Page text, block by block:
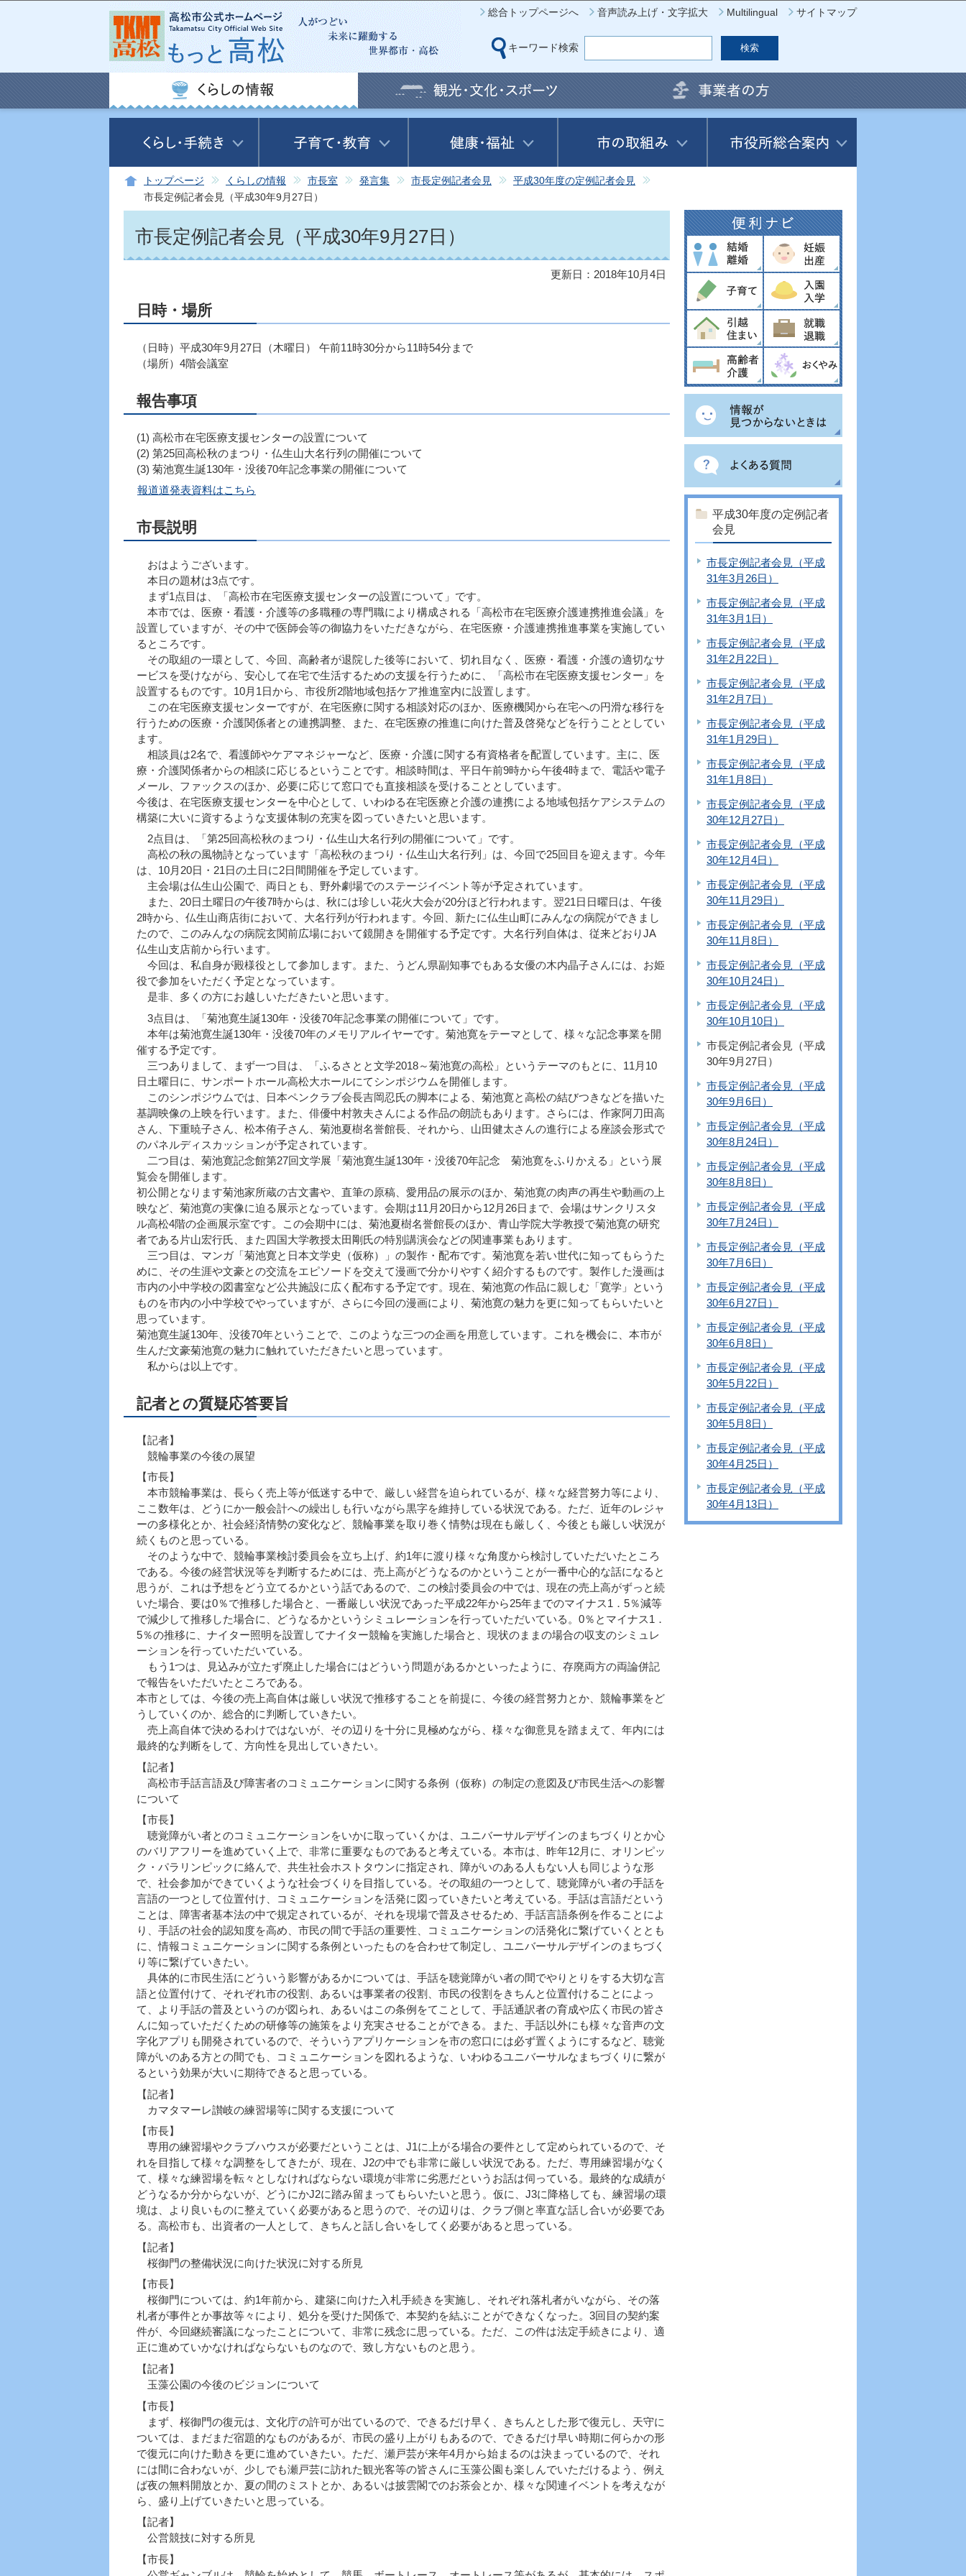
このページの本文へ移動
総合トップページへ 音声読み上げ・文字拡大 Multilingual サイトマップ
キーワード検索
トップページ くらしの情報 市長室 発言集 市長定例記者会見
平成30年度の定例記者会見
市長定例記者会見（平成30年9月27日）
市長定例記者会見（平成30年9月27日）
更新日：2018年10月4日
日時・場所
（日時）平成30年9月27日（木曜日） 午前11時30分から11時54分まで
（場所）4階会議室
報告事項
(1) 高松市在宅医療支援センターの設置について
(2) 第25回高松秋のまつり・仏生山大名行列の開催について
(3) 菊池寛生誕130年・没後70年記念事業の開催について
報道道発表資料はこちら
市長説明
おはようございます。
本日の題材は3点です。
まず1点目は、「高松市在宅医療支援センターの設置について」です。
本市では、医療・看護・介護等の多職種の専門職により構成される「高松市在宅医療介護連携推進会議」を
設置していますが、その中で医師会等の御協力をいただきながら、在宅医療・介護連携推進事業を実施してい
るところです。
その取組の一環として、今回、高齢者が退院した後等において、切れ目なく、医療・看護・介護の適切なサ
ービスを受けながら、安心して在宅で生活するための支援を行うために、「高松市在宅医療支援センター」を
設置するものです。10月1日から、市役所2階地域包括ケア推進室内に設置します。
この在宅医療支援センターですが、在宅医療に関する相談対応のほか、医療機関から在宅への円滑な移行を
行うための医療・介護関係者との連携調整、また、在宅医療の推進に向けた普及啓発などを行うこととしてい
ます。
相談員は2名で、看護師やケアマネジャーなど、医療・介護に関する有資格者を配置しています。主に、医
療・介護関係者からの相談に応じるということです。相談時間は、平日午前9時から午後4時まで、電話や電子
メール、ファックスのほか、必要に応じて窓口でも直接相談を受けることとしています。
今後は、在宅医療支援センターを中心として、いわゆる在宅医療と介護の連携による地域包括ケアシステムの
構築に大いに資するような支援体制の充実を図っていきたいと思います。
2点目は、「第25回高松秋のまつり・仏生山大名行列の開催について」です。
高松の秋の風物詩となっています「高松秋のまつり・仏生山大名行列」は、今回で25回目を迎えます。今年
は、10月20日・21日の土日に2日間開催を予定しています。
主会場は仏生山公園で、両日とも、野外劇場でのステージイベント等が予定されています。
また、20日土曜日の午後7時からは、秋には珍しい花火大会が20分ほど行われます。翌21日日曜日は、午後
2時から、仏生山商店街において、大名行列が行われます。今回、新たに仏生山町にみんなの病院ができまし
たので、このみんなの病院玄関前広場において鏡開きを開催する予定です。大名行列自体は、従来どおりJA
仏生山支店前から行います。
今回は、私自身が殿様役として参加します。また、うどん県副知事でもある女優の木内晶子さんには、お姫
役で参加をいただく予定となっています。
是非、多くの方にお越しいただきたいと思います。
3点目は、「菊池寛生誕130年・没後70年記念事業の開催について」です。
本年は菊池寛生誕130年・没後70年のメモリアルイヤーです。菊池寛をテーマとして、様々な記念事業を開
催する予定です。
三つありまして、まず一つ目は、「ふるさとと文学2018～菊池寛の高松」というテーマのもとに、11月10
日土曜日に、サンポートホール高松大ホールにてシンポジウムを開催します。
このシンポジウムでは、日本ペンクラブ会長吉岡忍氏の脚本による、菊池寛と高松の結びつきなどを描いた
基調映像の上映を行います。また、俳優中村敦夫さんによる作品の朗読もあります。さらには、作家阿刀田高
さん、下重暁子さん、松本侑子さん、菊池夏樹名誉館長、それから、山田健太さんの進行による座談会形式で
のパネルディスカッションが予定されています。
二つ目は、菊池寛記念館第27回文学展「菊池寛生誕130年・没後70年記念 菊池寛をふりかえる」という展
覧会を開催します。
初公開となります菊池家所蔵の古文書や、直筆の原稿、愛用品の展示のほか、菊池寛の肉声の再生や動画の上
映など、菊池寛の実像に迫る展示となっています。会期は11月20日から12月26日まで、会場はサンクリスタ
ル高松4階の企画展示室です。この会期中には、菊池夏樹名誉館長のほか、青山学院大学教授で菊池寛の研究
者である片山宏行氏、また四国大学教授太田剛氏の特別講演会などの関連事業もあります。
三つ目は、マンガ「菊池寛と日本文学史（仮称）」の製作・配布です。菊池寛を若い世代に知ってもらうた
めに、その生涯や文豪との交流をエピソードを交えて漫画で分かりやすく紹介するものです。製作した漫画は
市内の小中学校の図書室など公共施設に広く配布する予定です。現在、菊池寛の作品に親しむ「寛学」という
ものを市内の小中学校でやっていますが、さらに今回の漫画により、菊池寛の魅力を更に知ってもらいたいと
思っています。
菊池寛生誕130年、没後70年ということで、このような三つの企画を用意しています。これを機会に、本市が
生んだ文豪菊池寛の魅力に触れていただきたいと思っています。
私からは以上です。
記者との質疑応答要旨
【記者】
競輪事業の今後の展望
【市長】
本市競輪事業は、長らく売上等が低迷する中で、厳しい経営を迫られているが、様々な経営努力等により、
ここ数年は、どうにか一般会計への繰出しも行いながら黒字を維持している状況である。ただ、近年のレジャ
ーの多様化とか、社会経済情勢の変化など、競輪事業を取り巻く情勢は現在も厳しく、今後とも厳しい状況が
続くものと思っている。
そのような中で、競輪事業検討委員会を立ち上げ、約1年に渡り様々な角度から検討していただいたところ
である。今後の経営状況等を判断するためには、売上高がどうなるのかということが一番中心的な話になると
思うが、これは予想をどう立てるかという話であるので、この検討委員会の中では、現在の売上高がずっと続
いた場合、要は0％で推移した場合と、一番厳しい状況であった平成22年から25年までのマイナス1．5％減等
で減少して推移した場合に、どうなるかというシミュレーションを行っていただいている。0％とマイナス1．
5％の推移に、ナイター照明を設置してナイター競輪を実施した場合と、現状のままの場合の収支のシミュレ
ーションを行っていただいている。
もう1つは、見込みが立たず廃止した場合にはどういう問題があるかといったように、存廃両方の両論併記
で報告をいただいたところである。
本市としては、今後の売上高自体は厳しい状況で推移することを前提に、今後の経営努力とか、競輪事業をど
うしていくのか、総合的に判断していきたい。
売上高自体で決めるわけではないが、その辺りを十分に見極めながら、様々な御意見を踏まえて、年内には
最終的な判断をして、方向性を見出していきたい。
【記者】
高松市手話言語及び障害者のコミュニケーションに関する条例（仮称）の制定の意図及び市民生活への影響
について
【市長】
聴覚障がい者とのコミュニケーションをいかに取っていくかは、ユニバーサルデザインのまちづくりとか心
のバリアフリーを進めていく上で、非常に重要なものであると考えている。本市は、昨年12月に、オリンピッ
ク・パラリンピックに絡んで、共生社会ホストタウンに指定され、障がいのある人もない人も同じような形
で、社会参加ができていくような社会づくりを目指している。その取組の一つとして、聴覚障がい者の手話を
言語の一つとして位置付け、コミュニケーションを活発に図っていきたいと考えている。手話は言語だという
ことは、障害者基本法の中で規定されているが、それを現場で普及させるため、手話言語条例を作ることによ
り、手話の社会的認知度を高め、市民の間で手話の重要性、コミュニケーションの活発化に繋げていくととも
に、情報コミュニケーションに関する条例といったものを合わせて制定し、ユニバーサルデザインのまちづく
り等に繋げていきたい。
具体的に市民生活にどういう影響があるかについては、手話を聴覚障がい者の間でやりとりをする大切な言
語と位置付けて、それぞれ市の役割、あるいは事業者の役割、市民の役割をきちんと位置付けることによっ
て、より手話の普及というのが図られ、あるいはこの条例をてことして、手話通訳者の育成や広く市民の皆さ
んに知っていただくための研修等の施策をより充実させることができる。また、手話以外にも様々な音声の文
字化アプリも開発されているので、そういうアプリケーションを市の窓口には必ず置くようにするなど、聴覚
障がいのある方との間でも、コミュニケーションを図れるような、いわゆるユニバーサルなまちづくりに繋が
るという効果が大いに期待できると思っている。
【記者】
カマタマーレ讃岐の練習場等に関する支援について
【市長】
専用の練習場やクラブハウスが必要だということは、J1に上がる場合の要件として定められているので、そ
れを目指して様々な調整をしてきたが、現在、J2の中でも非常に厳しい状況である。ただ、専用練習場がなく
て、様々な練習場を転々としなければならない環境が非常に劣悪だというお話は伺っている。最終的な成績が
どうなるか分からないが、どうにかJ2に踏み留まってもらいたいと思う。仮に、J3に降格しても、練習場の環
境は、より良いものに整えていく必要があると思うので、その辺りは、クラブ側と率直な話し合いが必要であ
る。高松市も、出資者の一人として、きちんと話し合いをしてく必要があると思っている。
【記者】
桜御門の整備状況に向けた状況に対する所見
【市長】
桜御門については、約1年前から、建築に向けた入札手続きを実施し、それぞれ落札者がいながら、その落
札者が事件とか事故等々により、処分を受けた関係で、本契約を結ぶことができなくなった。3回目の契約案
件が、今回継続審議になったことについて、非常に残念に思っている。ただ、この件は法定手続きにより、適
正に進めていかなければならないものなので、致し方ないものと思う。
【記者】
玉藻公園の今後のビジョンについて
【市長】
まず、桜御門の復元は、文化庁の許可が出ているので、できるだけ早く、きちんとした形で復元し、天守に
ついては、まだまだ宿題的なものがあるが、市民の盛り上がりもあるので、できるだけ早い時期に何らかの形
で復元に向けた動きを更に進めていきたい。ただ、瀬戸芸が来年4月から始まるのは決まっているので、それ
には間に合わないが、少しでも瀬戸芸に訪れた観光客等の皆さんに玉藻公園も楽しんでいただけるよう、例え
ば夜の無料開放とか、夏の間のミストとか、あるいは披雲閣でのお茶会とか、様々な関連イベントを考えなが
ら、盛り上げていきたいと思っている。
【記者】
公営競技に対する所見
【市長】
平成30年度の定例記者
会見
市長定例記者会見（平成
31年3月26日）
市長定例記者会見（平成
31年3月1日）
市長定例記者会見（平成
31年2月22日）
市長定例記者会見（平成
31年2月7日）
市長定例記者会見（平成
31年1月29日）
市長定例記者会見（平成
31年1月8日）
市長定例記者会見（平成
30年12月27日）
市長定例記者会見（平成
30年12月4日）
市長定例記者会見（平成
30年11月29日）
市長定例記者会見（平成
30年11月8日）
市長定例記者会見（平成
30年10月24日）
市長定例記者会見（平成
30年10月10日）
市長定例記者会見（平成
30年9月27日）
市長定例記者会見（平成
30年9月6日）
市長定例記者会見（平成
30年8月24日）
市長定例記者会見（平成
30年8月8日）
市長定例記者会見（平成
30年7月24日）
市長定例記者会見（平成
30年7月6日）
市長定例記者会見（平成
30年6月27日）
市長定例記者会見（平成
30年6月8日）
市長定例記者会見（平成
30年5月22日）
市長定例記者会見（平成
30年5月8日）
市長定例記者会見（平成
30年4月25日）
市長定例記者会見（平成
30年4月13日）